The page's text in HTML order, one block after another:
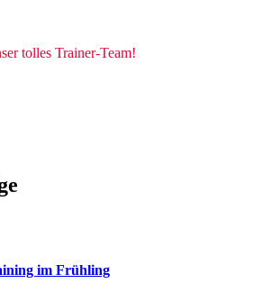
tolles Trainer-Team!
im Frühling